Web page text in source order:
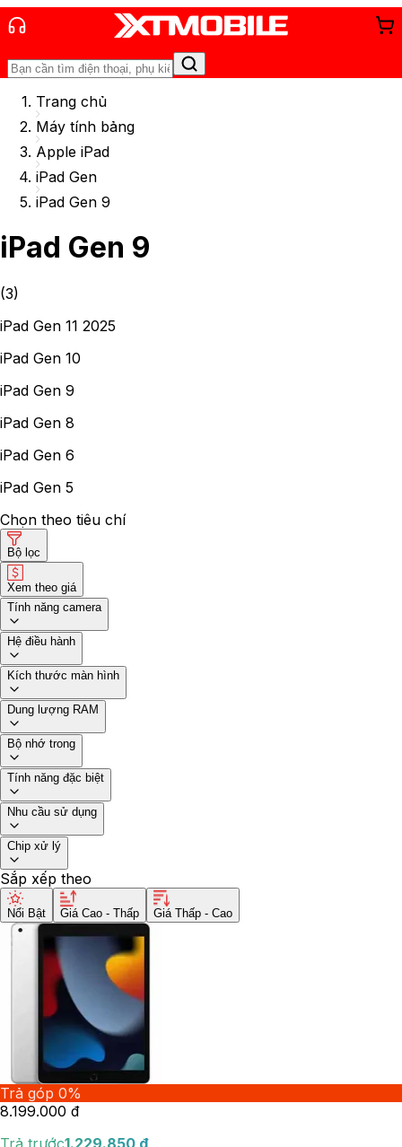
Trang chủ
Máy tính bảng
Apple iPad
iPad Gen
iPad Gen 9
iPad Gen 9
(3)
iPad Gen 11 2025
iPad Gen 10
iPad Gen 9
iPad Gen 8
iPad Gen 6
iPad Gen 5
Chọn theo tiêu chí
Bộ lọc
Xem theo giá
Tính năng camera
Hệ điều hành
Kích thước màn hình
Dung lượng RAM
Bộ nhớ trong
Tính năng đặc biệt
Nhu cầu sử dụng
Chip xử lý
Sắp xếp theo
Nổi Bật Giá Cao - Thấp Giá Thấp - Cao
Trả góp 0%
8.199.000 đ
Trả trước1.229.850 đ